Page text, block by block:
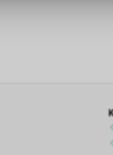
diejenigen, die
der Website angezeigt
über die